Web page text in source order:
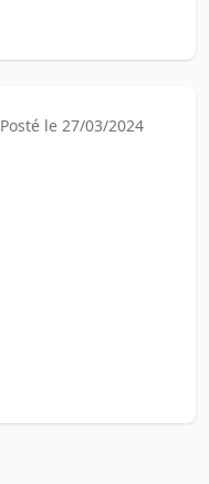
Posté le 27/03/2024